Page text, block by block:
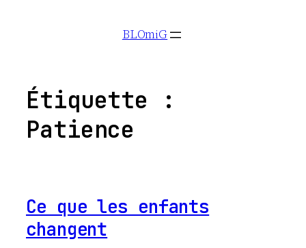
BLOmiG
Étiquette :
Patience
Ce que les enfants
changent